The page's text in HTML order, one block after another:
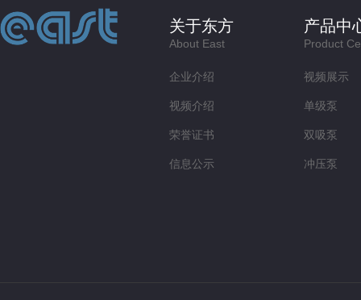
关于东方
About East
企业介绍
视频介绍
荣誉证书
信息公示
产品中
Product
视频展示
单级泵
双吸泵
冲压泵